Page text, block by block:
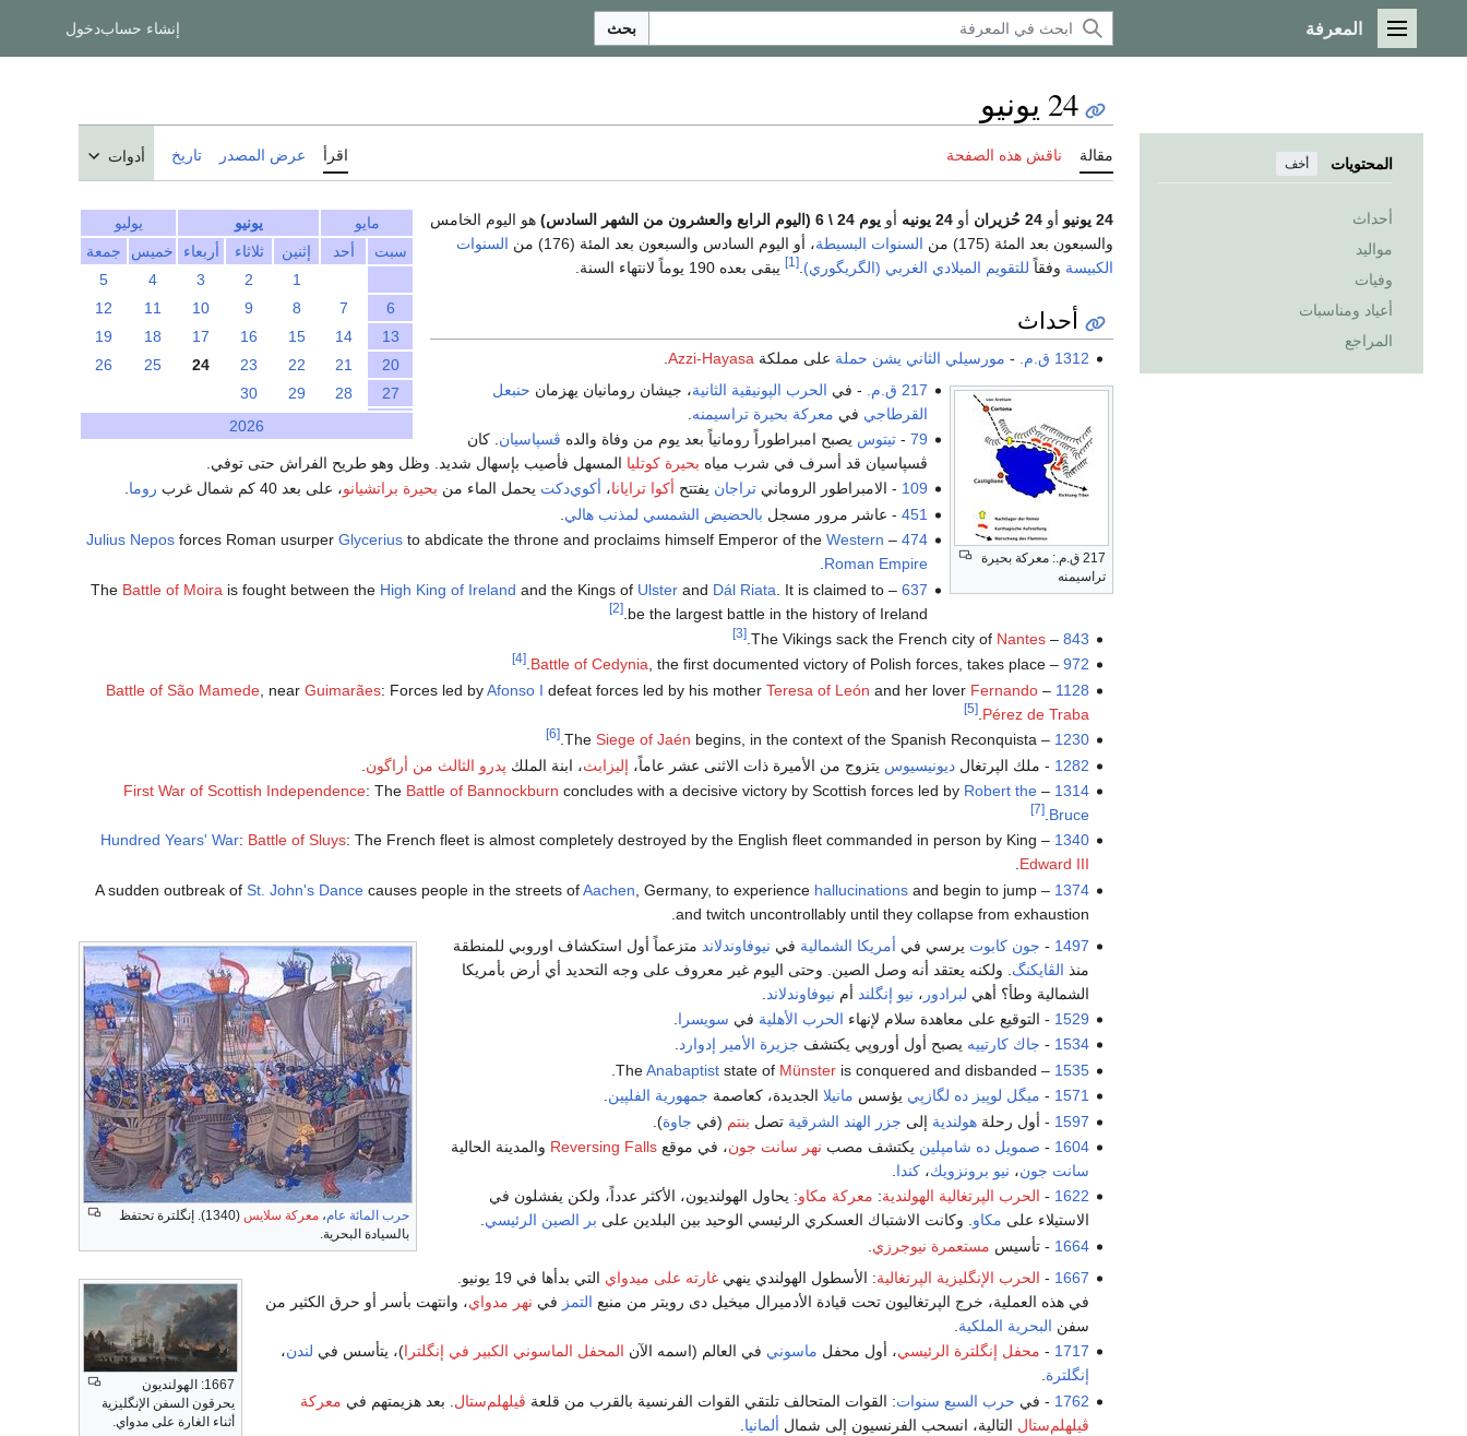
القائمة الرئيسية
المعرفة بحث إنشاء حسابدخول
المحتويات أخف
أحداث
مواليد
وفيات
أعياد ومناسبات
المراجع
24 يونيو
مقالة ناقش هذه الصفحة اقرأ عرض المصدر تاريخ أدوات
مايو يونيو
يوليو
سبت
أحد إثنين ثلاثاء أربعاء خميس
جمعة
1
2
3
4
5
6
7
8
9
10
11
12
13
14
15
16
17
18
19
20
21
22
23
24
25
26
27
28
29
30
2026
24 يونيو أو 24 حُزيران أو 24 يونيه أو يوم 24 \ 6 (اليوم الرابع والعشرون من الشهر السادس)
هو اليوم الخامس
والسبعون بعد المئة (175) من
السنوات البسيطة، أو اليوم السادس والسبعون بعد المئة (176) من
السنوات
الكبيسة وفقاً للتقويم الميلادي الغربي (الگريگوري) [1] يبقى بعده 190 يوماً لانتهاء السنة.
أحداث
1312 ق.م. - مورسيلي الثاني يشن حملة على مملكة Azzi-Hayasa
217 ق.م.: معركة بحيرة
تراسيمنه
217 ق.م. - في الحرب الپونيقية الثانية، جيشان رومانيان يهزمان حنبعل
القرطاجي في معركة بحيرة تراسيمنه
79
- تيتوس يصبح امبراطوراً رومانياً بعد يوم من وفاة والده ڤسپاسيان . كان
ڤسپاسيان قد أسرف في شرب مياه بحيرة كوتليا المسهل فأصيب بإسهال شديد. وظل وهو طريح الفراش حتى توفي.
109 - الامبراطور الروماني تراجان يفتتح أكوا ترايانا، أكوي‌دكت يحمل الماء من بحيرة براتشيانو، على بعد 40 كم شمال غرب روما.
451- عاشر مرور مسجل بالحضيض الشمسي لمذنب هالي
474
–
Julius Nepos forces Roman usurperGlycerius to abdicate the throne and proclaims himself Emperor of theWestern
Roman Empire
637
– The
Battle of Moira is fought between the High King of Ireland and the Kings of Ulster and Dál Riata . It is claimed to
be the largest battle in the history of Ireland.
[2]
843
– The Vikings sack the French city of
Nantes
.
[3]
972
–
Battle of Cedynia, the first documented victory of Polish forces, takes place.
[4]
1128
–
Battle of São Mamede, near Guimarães: Forces led byAfonso I defeat forces led by his mother Teresa of León and her lover Fernando
Pérez de Traba
.
[5]
1230
– The
Siege of Jaén begins, in the context of the Spanish Reconquista.
[6]
1282 - ملك الپرتغالديونيسيوس يتزوج من الأميرة ذات الاثنى عشر عاماً، إليزابث، ابنة الملك پدرو الثالث من أراگون
1314
–
First War of Scottish Independence: The Battle of Bannockburn concludes with a decisive victory by Scottish forces led by Robert the
Bruce
.
[7]
1340
–
Hundred Years' War: Battle of Sluys: The French fleet is almost completely destroyed by the English fleet commanded in person by King
Edward III
.
1374
– A sudden outbreak of
St. John's Dancecauses people in the streets ofAachen , Germany, to experience hallucinationsand begin to jump
and twitch uncontrollably until they collapse from exhaustion.
حرب المائة عام، معركة سلايس
(1340). إنگلترة تحتفظ
بالسيادة البحرية.
1497
- جون كابوت يرسي في أمريكا الشمالية في نيوفاوندلاند متزعماً أول استكشاف اوروبي للمنطقة
منذ الڤايكنگ . ولكنه يعتقد أنه وصل الصين. وحتى اليوم غير معروف على وجه التحديد أي أرض بأمريكا
الشمالية وطأ؟ أهي لبرادور ، نيو إنگلند أم نيوفاوندلاند
1529 - التوقيع على معاهدة سلام لإنهاء الحرب الأهلية في سويسرا
1534
- جاك كارتييه يصبح أول أوروپي يكتشف جزيرة الأمير إدوارد.
1535
– The
Anabaptiststate of Münsteris conquered and disbanded.
1571
- ميگل لوپيز ده لگازپي يؤسس مانيلا الجديدة، كعاصمة جمهورية الفلپين.
1597 - أول رحلةهولندية إلى جزر الهند الشرقية تصل بنتم (في جاوة).
1604
- صمويل ده شامپلين يكتشف مصب نهر سانت جون، في موقعReversing Falls والمدينة الحالية
سانت جون، نيو برونزويك،كندا
1622
- الحرب الپرتغالية الهولندية: معركة مكاو: يحاول الهولنديون، الأكثر عدداً، ولكن يفشلون في
الاستيلاء على مكاو. وكانت الاشتباك العسكري الرئيسي الوحيد بين البلدين على بر الصين الرئيسي.
1664 - تأسيس مستعمرة نيوجرزي
1667: الهولنديون
يحرقون السفن الإنگليزية
أثناء الغارة على مدواي.
1667
- الحرب الإنگليزية الپرتغالية: الأسطول الهولندي ينهيغارته على ميدواي
التي بدأها في 19 يونيو.
في هذه العملية، خرج الپرتغاليون تحت قيادة الأدميرال ميخيل دى رويتر من منبع التمز في نهر مدواي، وانتهت بأسر أو حرق الكثير من
سفن البحرية الملكية
1717
- محفل إنگلترة الرئيسي، أول محفل ماسوني في العالم (اسمه الآن المحفل الماسوني الكبير في إنگلترا)، يتأسس في لندن،
إنگلترة.
1762 - في حرب السبع سنوات: القوات المتحالف تلتقي القوات الفرنسية بالقرب من قلعة ڤيلهلم‌ستال . بعد هزيمتهم في معركة
ڤيلهلم‌ستال التالية، انسحب الفرنسيون إلى شمال ألمانيا